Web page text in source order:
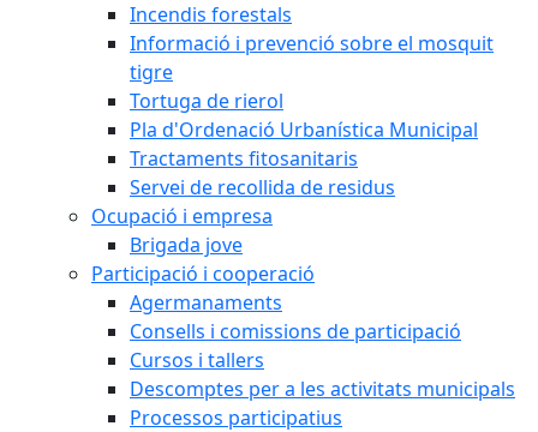
Incendis forestals
Informació i prevenció sobre el mosquit
tigre
Tortuga de rierol
Pla d'Ordenació Urbanística Municipal
Tractaments fitosanitaris
Servei de recollida de residus
Ocupació i empresa
Brigada jove
Participació i cooperació
Agermanaments
Consells i comissions de participació
Cursos i tallers
Descomptes per a les activitats municipals
Processos participatius